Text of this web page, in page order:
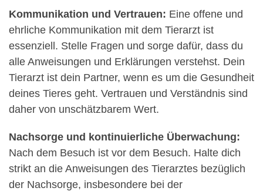
Kommunikation und Vertrauen: Eine offene und
ehrliche Kommunikation mit dem Tierarzt ist
essenziell. Stelle Fragen und sorge dafür, dass du
alle Anweisungen und Erklärungen verstehst. Dein
Tierarzt ist dein Partner, wenn es um die Gesundheit
deines Tieres geht. Vertrauen und Verständnis sind
daher von unschätzbarem Wert.
Nachsorge und kontinuierliche Überwachung:
Nach dem Besuch ist vor dem Besuch. Halte dich
strikt an die Anweisungen des Tierarztes bezüglich
der Nachsorge, insbesondere bei der